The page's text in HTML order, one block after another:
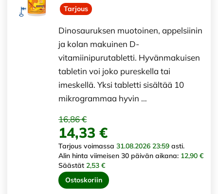
Tarjous
Dinosauruksen muotoinen, appelsiinin
ja kolan makuinen D-
vitamiinipurutabletti. Hyvänmakuisen
tabletin voi joko pureskella tai
imeskellä. Yksi tabletti sisältää 10
mikrogrammaa hyvin …
16,86 €
14,33 €
Tarjous voimassa 31.08.2026 23:59 asti.
Alin hinta viimeisen 30 päivän aikana: 12,90 €
Säästät 2,53 €
Ostoskoriin